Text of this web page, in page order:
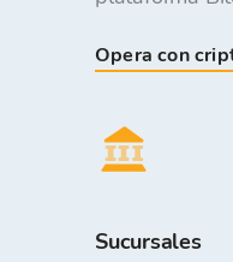
Opera con
Sucursales